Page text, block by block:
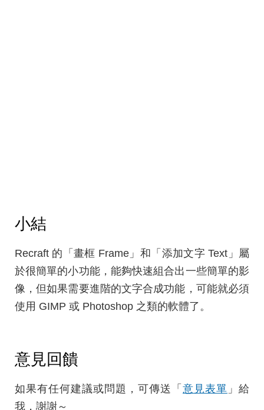
小結
Recraft 的「畫框 Frame」和「添加文字 Text」屬
於很簡單的小功能，能夠快速組合出一些簡單的影
像，但如果需要進階的文字合成功能，可能就必須
使用 GIMP 或 Photoshop 之類的軟體了。
意見回饋
如果有任何建議或問題，可傳送「 意見表單 」給
我，謝謝～